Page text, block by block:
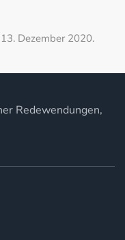
Dezember 2020.
Redewendungen,